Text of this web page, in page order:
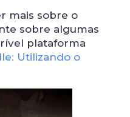
mais sobre o
sobre algumas
plataforma
Utilizando o